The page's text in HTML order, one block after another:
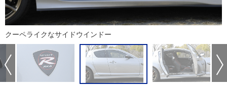
クーペライクなサイドウインドー